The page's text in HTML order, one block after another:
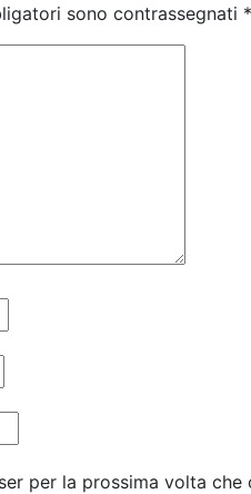
sono contrassegnati *
per la prossima volta che